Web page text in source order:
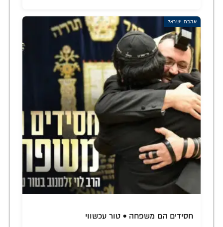
אהבת ישראל
חסידים הם משפחה • טור עכשווי